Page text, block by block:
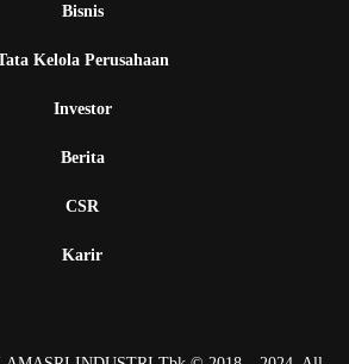
Bisnis
Kelola Perusahaan
Investor
Berita
CSR
Karir